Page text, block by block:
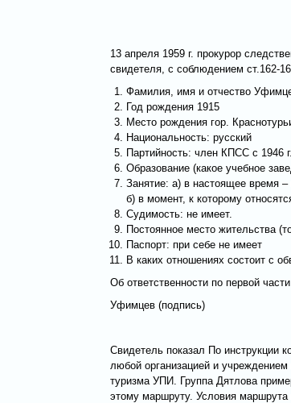
13 апреля 1959 г. прокурор
свидетеля, с соблюдением ст.162-
Фамилия, имя и отчество
Год рождения 1915
Место рождения гор.
Национальность: русский
Партийность: член КПСС с 1946 г.
Образование (какое учебное
Занятие: а) в настоящее время –
б) в момент, к которому
Судимость: не имеет.
Постоянное место жительства
Паспорт: при себе не имеет
В каких отношениях состоит с
Об ответственности по первой
Уфимцев (подпись)
Свидетель показал По инструкции
любой организацией и
туризма УПИ. Группа Дятлова
этому маршруту. Условия